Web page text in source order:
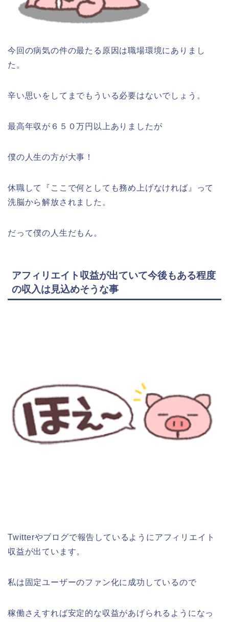
今回の病気の件の最たる原因は職場環境にありまし
た。
辛い思いをしてまでもういる必要はないでしょう。
最高年収が６５０万円以上ありましたが
僕の人生の方が大事！
休職して『ここで何としても務め上げなければ』って
洗脳から解放されました。
だって僕の人生だもん。
アフィリエイト収益が出ていて今後もある程度
の収入は見込めそうな事
Twitterやブログで報告しているようにアフィリエイト
収益が出ています。
私は固定ユーザーのファン化に成功しているので
稼働さえすれば安定的な収益があげられるようになっ